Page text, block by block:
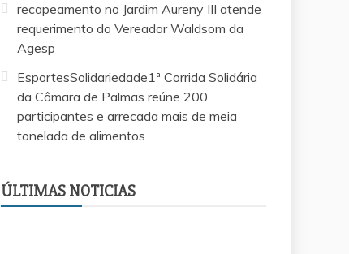
recapeamento no Jardim Aureny III atende
requerimento do Vereador Waldsom da
Agesp
EsportesSolidariedade1ª Corrida Solidária
da Câmara de Palmas reúne 200
participantes e arrecada mais de meia
tonelada de alimentos
ÚLTIMAS NOTICIAS
criar escolinhas esportivas gratuitas para
crianças e adolescentes em Palmas
morte do filho de 3 anos que já foi afastado
da OAB após denúncia de ameaças
para Palmas? Data internacional reforça
cuidados com a espécie
requerimento do Vereador Waldsom da
Agesp
EsportesSolidariedade1ª Corrida Solidária da
arrecada mais de meia tonelada de
alimentos